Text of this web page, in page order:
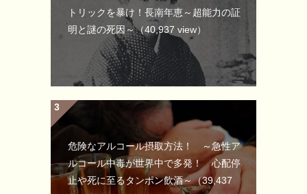
トリックを暴け！長南年恵～超能力の証
明と謎の死因～（40,937 view）
危険なアルコール摂取方法！ ～急性ア
ルコール中毒が世界中で多発！ 心配停
止や死に至るタンポン飲酒～（39,437